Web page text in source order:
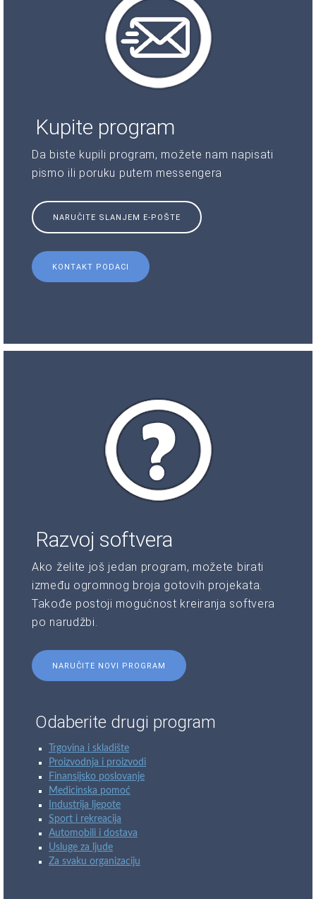
Kupite program
Da biste kupili program, možete nam napisati
pismo ili poruku putem messengera
NARUČITE SLANJEM E-POŠTE
KONTAKT PODACI
Razvoj softvera
Ako želite još jedan program, možete birati
između ogromnog broja gotovih projekata.
Takođe postoji mogućnost kreiranja softvera
po narudžbi.
NARUČITE NOVI PROGRAM
Odaberite drugi program
Trgovina i skladište
Proizvodnja i proizvodi
Finansijsko poslovanje
Medicinska pomoć
Industrija ljepote
Sport i rekreacija
Automobili i dostava
Usluge za ljude
Za svaku organizaciju